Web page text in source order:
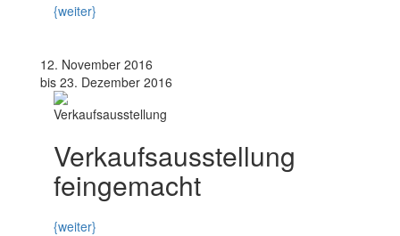
{weiter}
12. November 2016
bis 23. Dezember 2016
Verkaufsausstellung
Verkaufsausstellung
feingemacht
{weiter}